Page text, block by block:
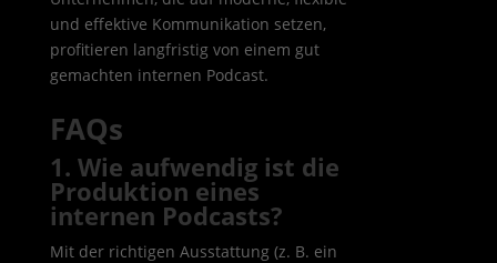
und effektive Kommunikation setzen,
profitieren langfristig von einem gut
gemachten internen Podcast.
FAQs
1. Wie aufwendig ist die
Produktion eines
internen Podcasts?
Mit der richtigen Ausstattung (z. B. ein